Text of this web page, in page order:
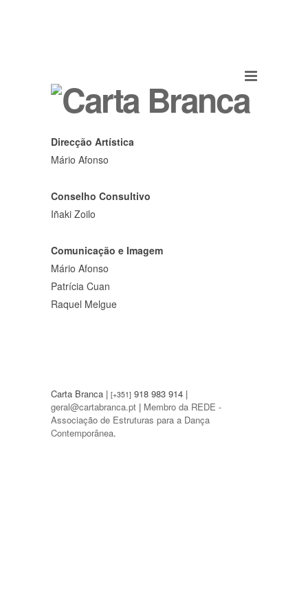
Direcção Artística
Mário Afonso
Conselho Consultivo
Iñaki Zoilo
Comunicação e Imagem
Mário Afonso
Patrícia Cuan
Raquel Melgue
Carta Branca | [+351] 918 983 914 |
geral@cartabranca.pt | Membro da REDE -
Associação de Estruturas para a Dança
Contemporânea.